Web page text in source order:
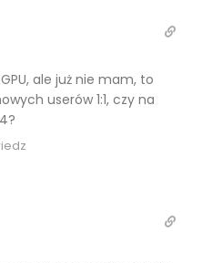
ale już nie mam, to
userów 1:1, czy na